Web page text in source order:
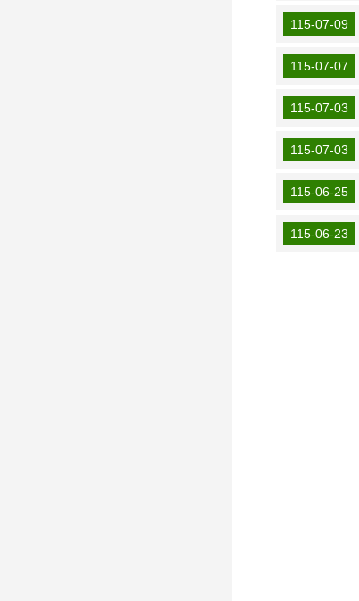
115-07-09
115-07-07
115-07-03
115-07-03
115-06-25
115-06-23